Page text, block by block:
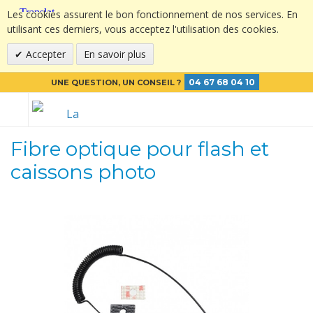
Les cookies assurent le bon fonctionnement de nos services. En
utilisant ces derniers, vous acceptez l'utilisation des cookies.
Accepter
En savoir plus
UNE QUESTION, UN CONSEIL ? 04 67 68 04 10
Fibre optique pour flash et
caissons photo